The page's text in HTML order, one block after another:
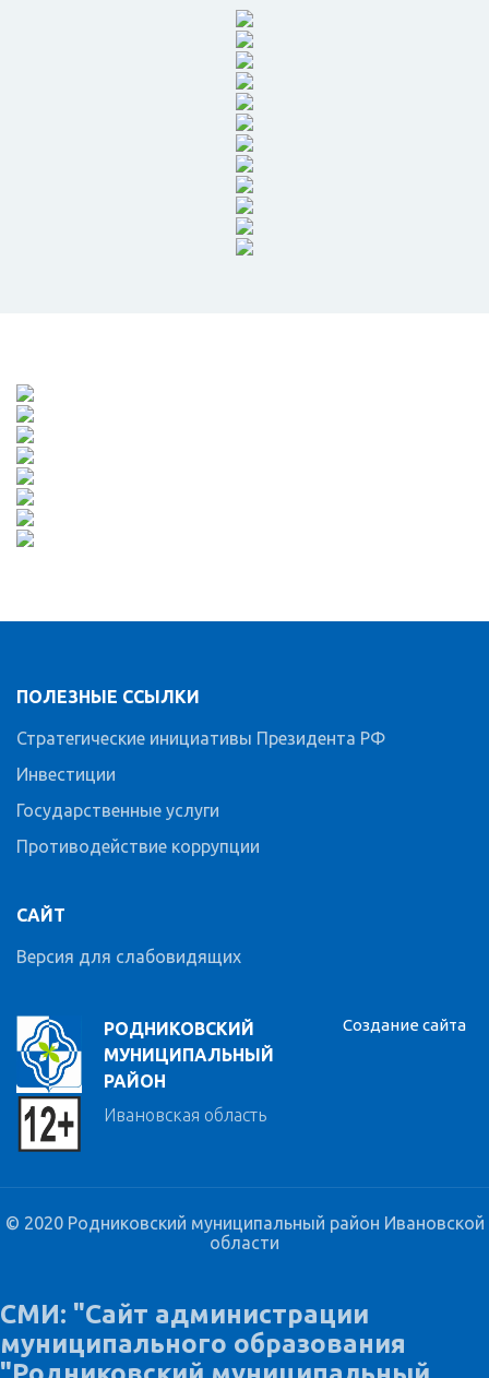
РОДНИКОВСКИЙ
МУНИЦИПАЛЬНЫЙ
РАЙОН
Ивановская область
ПОЛЕЗНЫЕ ССЫЛКИ
Стратегические инициативы Президента РФ
Инвестиции
Государственные услуги
Противодействие коррупции
САЙТ
Версия для слабовидящих
Создание сайта
© 2020 Родниковский муниципальный район Ивановской
области
СМИ: "Сайт администрации
муниципального образования